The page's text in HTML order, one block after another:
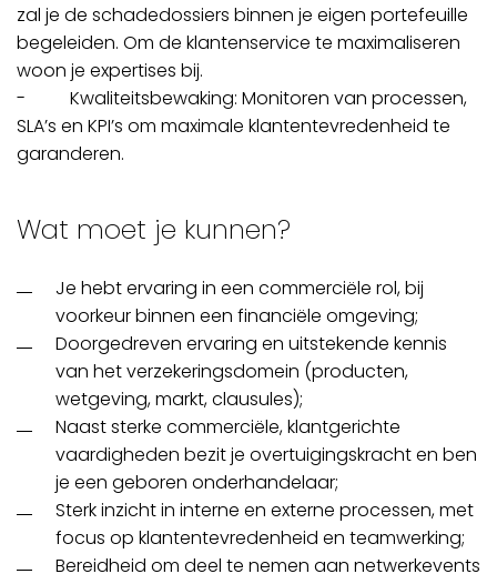
zal je de schadedossiers binnen je eigen portefeuille
begeleiden. Om de klantenservice te maximaliseren
woon je expertises bij.
- Kwaliteitsbewaking: Monitoren van processen,
SLA’s en KPI’s om maximale klantentevredenheid te
garanderen.
Wat moet je kunnen?
Je hebt ervaring in een commerciële rol, bij
voorkeur binnen een financiële omgeving;
Doorgedreven ervaring en uitstekende kennis
van het verzekeringsdomein (producten,
wetgeving, markt, clausules);
Naast sterke commerciële, klantgerichte
vaardigheden bezit je overtuigingskracht en ben
je een geboren onderhandelaar;
Sterk inzicht in interne en externe processen, met
focus op klantentevredenheid en teamwerking;
Bereidheid om deel te nemen aan netwerkevents